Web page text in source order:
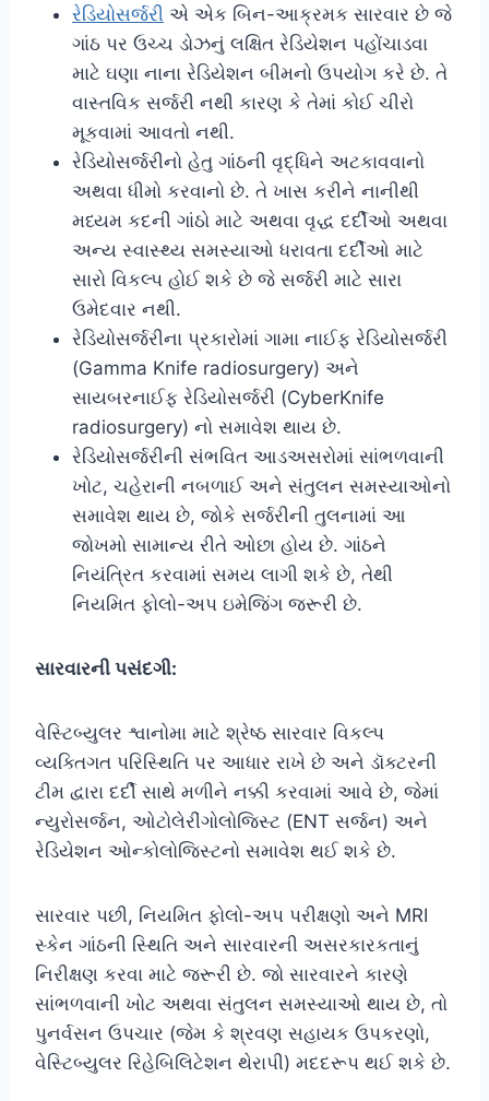
રેડિયોસર્જરી એ એક બિન-આક્રમક સારવાર છે જે
ગાંઠ પર ઉચ્ચ ડોઝનું લક્ષિત રેડિયેશન પહોંચાડવા
માટે ઘણા નાના રેડિયેશન બીમનો ઉપયોગ કરે છે. તે
વાસ્તવિક સર્જરી નથી કારણ કે તેમાં કોઈ ચીરો
મૂકવામાં આવતો નથી.
રેડિયોસર્જરીનો હેતુ ગાંઠની વૃદ્ધિને અટકાવવાનો
અથવા ધીમો કરવાનો છે. તે ખાસ કરીને નાનીથી
મધ્યમ કદની ગાંઠો માટે અથવા વૃદ્ધ દર્દીઓ અથવા
અન્ય સ્વાસ્થ્ય સમસ્યાઓ ધરાવતા દર્દીઓ માટે
સારો વિકલ્પ હોઈ શકે છે જે સર્જરી માટે સારા
ઉમેદવાર નથી.
રેડિયોસર્જરીના પ્રકારોમાં ગામા નાઈફ રેડિયોસર્જરી
(Gamma Knife radiosurgery) અને
સાયબરનાઈફ રેડિયોસર્જરી (CyberKnife
radiosurgery) નો સમાવેશ થાય છે.
રેડિયોસર્જરીની સંભવિત આડઅસરોમાં સાંભળવાની
ખોટ, ચહેરાની નબળાઈ અને સંતુલન સમસ્યાઓનો
સમાવેશ થાય છે, જોકે સર્જરીની તુલનામાં આ
જોખમો સામાન્ય રીતે ઓછા હોય છે. ગાંઠને
નિયંત્રિત કરવામાં સમય લાગી શકે છે, તેથી
નિયમિત ફોલો-અપ ઇમેજિંગ જરૂરી છે.
સારવારની પસંદગી:
વેસ્ટિબ્યુલર શ્વાનોમા માટે શ્રેષ્ઠ સારવાર વિકલ્પ
વ્યક્તિગત પરિસ્થિતિ પર આધાર રાખે છે અને ડૉક્ટરની
ટીમ દ્વારા દર્દી સાથે મળીને નક્કી કરવામાં આવે છે, જેમાં
ન્યુરોસર્જન, ઓટોલેરીંગોલોજિસ્ટ (ENT સર્જન) અને
રેડિયેશન ઓન્કોલોજિસ્ટનો સમાવેશ થઈ શકે છે.
સારવાર પછી, નિયમિત ફોલો-અપ પરીક્ષણો અને MRI
સ્કેન ગાંઠની સ્થિતિ અને સારવારની અસરકારકતાનું
નિરીક્ષણ કરવા માટે જરૂરી છે. જો સારવારને કારણે
સાંભળવાની ખોટ અથવા સંતુલન સમસ્યાઓ થાય છે, તો
પુનર્વસન ઉપચાર (જેમ કે શ્રવણ સહાયક ઉપકરણો,
વેસ્ટિબ્યુલર રિહેબિલિટેશન થેરાપી) મદદરૂપ થઈ શકે છે.